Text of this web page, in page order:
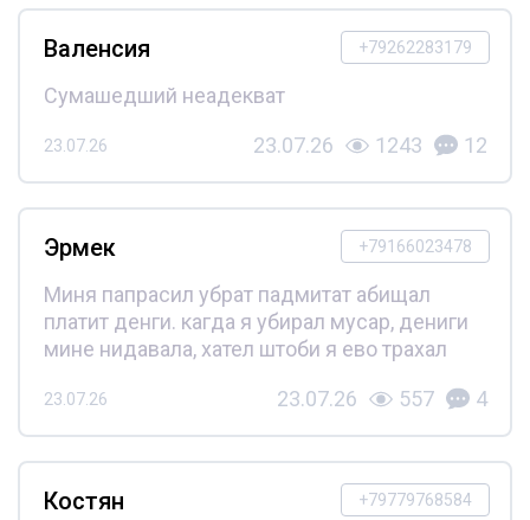
+79262283179
Валенсия
Сумашедший неадекват
23.07.26 23.07.26 1243 12
+79166023478
Эрмек
Миня папрасил убрат падмитат абищал
платит денги. кагда я убирал мусар, дениги
мине нидавала, хател штоби я ево трахал
23.07.26 23.07.26 557 4
+79779768584
Костян